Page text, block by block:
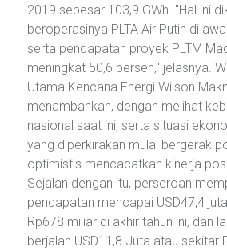
2019 sebesar 103,9 GWh. "Hal ini
beroperasinya PLTA Air Putih di
serta pendapatan proyek PLTM
meningkat 50,6 persen," jelasnya.
Utama Kencana Energi Wilson
menambahkan, dengan melihat
nasional saat ini, serta situasi
yang diperkirakan mulai bergerak
optimistis mencacatkan kinerja
Sejalan dengan itu, perseroan
pendapatan mencapai USD47,4
Rp678 miliar di akhir tahun ini, dan
berjalan USD11,8 Juta atau sekitar